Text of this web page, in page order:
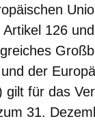
126
der
gilt für das
31.